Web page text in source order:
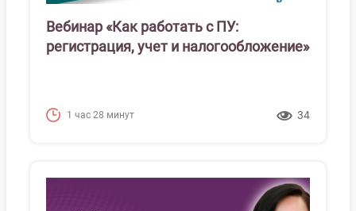
Вебинар «Как работать с ПУ:
регистрация, учет и налогообложение»
1 час 28 минут 34